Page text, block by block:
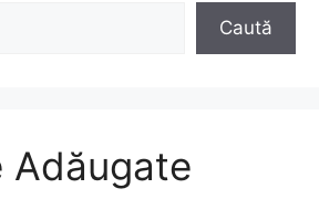
Caută
Adăugate